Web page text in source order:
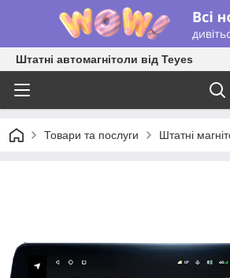
Штатні автомагнітоли від Teyes
Товари та послуги Штатні